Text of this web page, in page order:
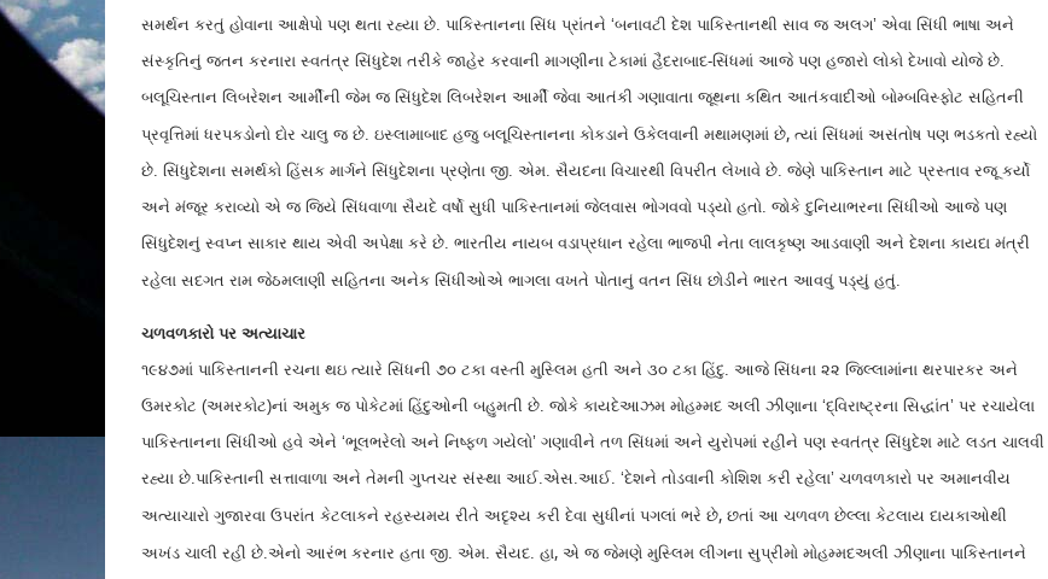
સમર્થન કરતું હોવાના આક્ષેપો પણ થતા રહ્યા છે. પાકિસ્તાનના સિંધ પ્રાંતને ‘બનાવટી દેશ પાકિસ્તાનથી સાવ જ અલગ’ એવા સિંધી ભાષા અને
સંસ્કૃતિનું જતન કરનારા સ્વતંત્ર સિંધુદેશ તરીકે જાહેર કરવાની માગણીના ટેકામાં હૈદરાબાદ-સિંધમાં આજે પણ હજારો લોકો દેખાવો યોજે છે.
બલૂચિસ્તાન લિબરેશન આર્મીની જેમ જ સિંધુદેશ લિબરેશન આર્મી જેવા આતંકી ગણાવાતા જૂથના કથિત આતંકવાદીઓ બોમ્બવિસ્ફોટ સહિતની
પ્રવૃત્તિમાં ધરપકડોનો દોર ચાલુ જ છે. ઇસ્લામાબાદ હજુ બલૂચિસ્તાનના કોકડાને ઉકેલવાની મથામણમાં છે, ત્યાં સિંધમાં અસંતોષ પણ ભડકતો રહ્યો
છે. સિંધુદેશના સમર્થકો હિંસક માર્ગને સિંધુદેશના પ્રણેતા જી. એમ. સૈયદના વિચારથી વિપરીત લેખાવે છે. જેણે પાકિસ્તાન માટે પ્રસ્તાવ રજૂ કર્યો
અને મંજૂર કરાવ્યો એ જ જિયે સિંધવાળા સૈયદે વર્ષો સુધી પાકિસ્તાનમાં જેલવાસ ભોગવવો પડ્યો હતો. જોકે દુનિયાભરના સિંધીઓ આજે પણ
સિંધુદેશનું સ્વપ્ન સાકાર થાય એવી અપેક્ષા કરે છે. ભારતીય નાયબ વડાપ્રધાન રહેલા ભાજપી નેતા લાલકૃષ્ણ આડવાણી અને દેશના કાયદા મંત્રી
રહેલા સદગત રામ જેઠમલાણી સહિતના અનેક સિંધીઓએ ભાગલા વખતે પોતાનું વતન સિંધ છોડીને ભારત આવવું પડ્યું હતું.
ચળવળકારો પર અત્યાચાર
૧૯૪૭માં પાકિસ્તાનની રચના થઇ ત્યારે સિંધની ૭૦ ટકા વસ્તી મુસ્લિમ હતી અને ૩૦ ટકા હિંદુ. આજે સિંધના ૨૨ જિલ્લામાંના થરપારકર અને
ઉમરકોટ (અમરકોટ)નાં અમુક જ પોકેટમાં હિંદુઓની બહુમતી છે. જોકે કાયદેઆઝમ મોહમ્મદ અલી ઝીણાના ‘દ્વિરાષ્ટ્રના સિદ્ધાંત’ પર રચાયેલા
પાકિસ્તાનના સિંધીઓ હવે એને ‘ભૂલભરેલો અને નિષ્ફળ ગયેલો’ ગણાવીને તળ સિંધમાં અને યુરોપમાં રહીને પણ સ્વતંત્ર સિંધુદેશ માટે લડત ચાલવી
રહ્યા છે.પાકિસ્તાની સત્તાવાળા અને તેમની ગુપ્તચર સંસ્થા આઈ.એસ.આઈ. ‘દેશને તોડવાની કોશિશ કરી રહેલા’ ચળવળકારો પર અમાનવીય
અત્યાચારો ગુજારવા ઉપરાંત કેટલાકને રહસ્યમય રીતે અદૃશ્ય કરી દેવા સુધીનાં પગલાં ભરે છે, છતાં આ ચળવળ છેલ્લા કેટલાય દાયકાઓથી
અખંડ ચાલી રહી છે.એનો આરંભ કરનાર હતા જી. એમ. સૈયદ. હા, એ જ જેમણે મુસ્લિમ લીગના સુપ્રીમો મોહમ્મદઅલી ઝીણાના પાકિસ્તાનને